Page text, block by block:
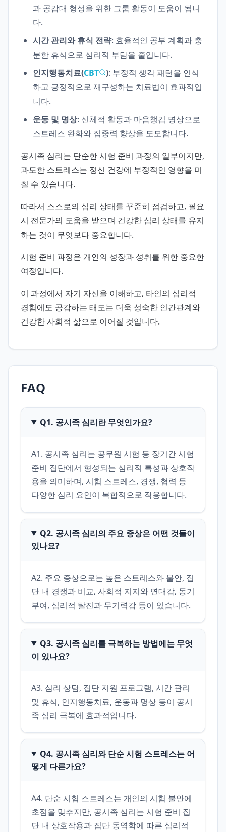
과 공감대 형성을 위한 그룹 활동이 도움이 됩니
다.
시간 관리와 휴식 전략: 효율적인 공부 계획과 충
분한 휴식으로 심리적 부담을 줄입니다.
인지행동치료(CBT ): 부정적 생각 패턴을 인식
하고 긍정적으로 재구성하는 치료법이 효과적입
니다.
운동 및 명상: 신체적 활동과 마음챙김 명상으로
스트레스 완화와 집중력 향상을 도모합니다.
공시족 심리는 단순한 시험 준비 과정의 일부이지만,
과도한 스트레스는 정신 건강에 부정적인 영향을 미
칠 수 있습니다.
따라서 스스로의 심리 상태를 꾸준히 점검하고, 필요
시 전문가의 도움을 받으며 건강한 심리 상태를 유지
하는 것이 무엇보다 중요합니다.
시험 준비 과정은 개인의 성장과 성취를 위한 중요한
여정입니다.
이 과정에서 자기 자신을 이해하고, 타인의 심리적
경험에도 공감하는 태도는 더욱 성숙한 인간관계와
건강한 사회적 삶으로 이어질 것입니다.
FAQ
Q1. 공시족 심리란 무엇인가요?
A1. 공시족 심리는 공무원 시험 등 장기간 시험
준비 집단에서 형성되는 심리적 특성과 상호작
용을 의미하며, 시험 스트레스, 경쟁, 협력 등
다양한 심리 요인이 복합적으로 작용합니다.
Q2. 공시족 심리의 주요 증상은 어떤 것들이
있나요?
A2. 주요 증상으로는 높은 스트레스와 불안, 집
단 내 경쟁과 비교, 사회적 지지와 연대감, 동기
부여, 심리적 탈진과 무기력감 등이 있습니다.
Q3. 공시족 심리를 극복하는 방법에는 무엇
이 있나요?
A3. 심리 상담, 집단 지원 프로그램, 시간 관리
및 휴식, 인지행동치료, 운동과 명상 등이 공시
족 심리 극복에 효과적입니다.
Q4. 공시족 심리와 단순 시험 스트레스는 어
떻게 다른가요?
A4. 단순 시험 스트레스는 개인의 시험 불안에
초점을 맞추지만, 공시족 심리는 시험 준비 집
단 내 상호작용과 집단 동역학에 따른 심리적